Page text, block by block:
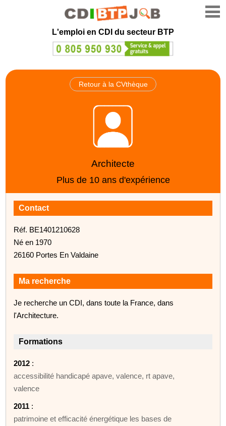
L'emploi en CDI du secteur BTP
Retour à la CVthèque
Architecte
Plus de 10 ans d'expérience
Contact
Réf. BE1401210628
Né en 1970
26160 Portes En Valdaine
Ma recherche
Je recherche un CDI, dans toute la France, dans
l'Architecture.
Formations
2012 :
accessibilité handicapé apave, valence, rt apave,
valence
2011 :
patrimoine et efficacité énergétique les bases de